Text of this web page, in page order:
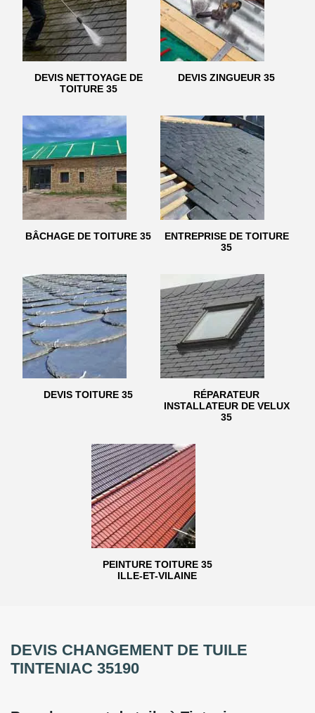
DEVIS NETTOYAGE DE
TOITURE 35
DEVIS ZINGUEUR 35
BÂCHAGE DE TOITURE 35
ENTREPRISE DE TOITURE
35
DEVIS TOITURE 35
RÉPARATEUR
INSTALLATEUR DE VELUX
35
PEINTURE TOITURE 35
ILLE-ET-VILAINE
DEVIS CHANGEMENT DE TUILE
TINTENIAC 35190